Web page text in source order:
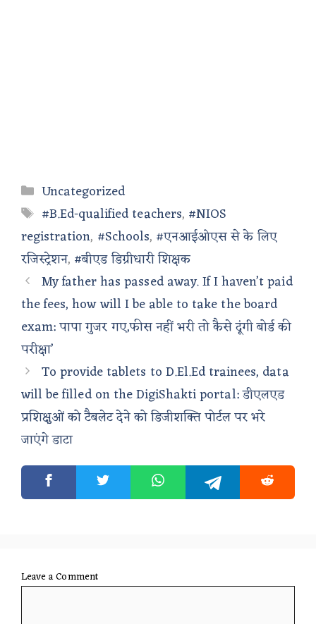
Categories
Uncategorized
Tags
#B.Ed-qualified teachers, #NIOS
registration, #Schools, #एनआईओएस से के लिए
रजिस्ट्रेशन, #बीएड डिग्रीधारी शिक्षक
My father has passed away. If I haven’t paid
the fees, how will I be able to take the board
exam: पापा गुजर गए,फीस नहीं भरी तो कैसे दूंगी बोर्ड की
परीक्षा’
To provide tablets to D.El.Ed trainees, data
will be filled on the DigiShakti portal: डीएलएड
प्रशिक्षुओं को टैबलेट देने को डिजीशक्ति पोर्टल पर भरे
जाएंगे डाटा
Leave a Comment